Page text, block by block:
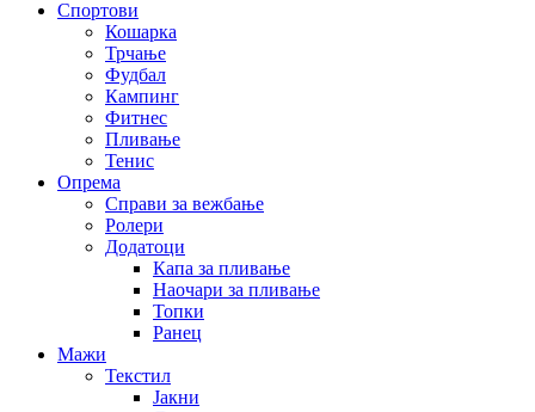
Спортови
Кошарка
Трчање
Фудбал
Кампинг
Фитнес
Пливање
Тенис
Опрема
Справи за вежбање
Ролери
Додатоци
Капа за пливање
Наочари за пливање
Топки
Ранец
Мажи
Текстил
Јакни